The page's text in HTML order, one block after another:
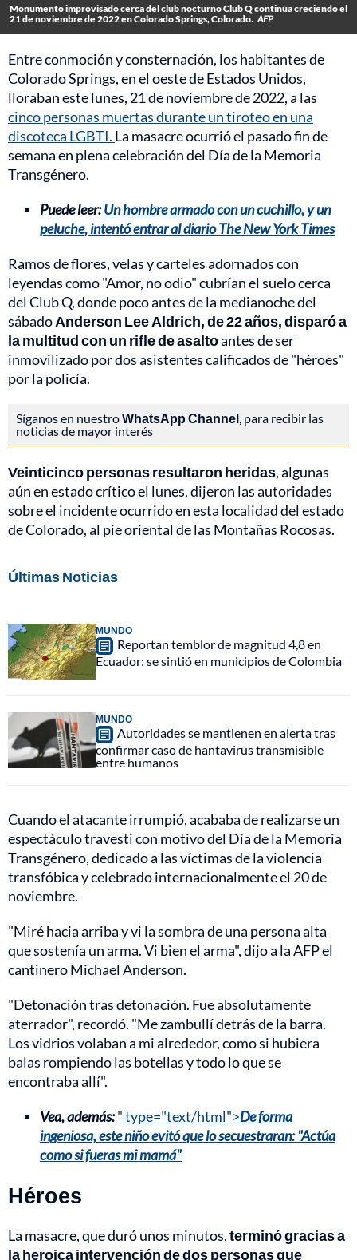
Monumento improvisado cerca del club nocturno Club Q continúa creciendo el
21 de noviembre de 2022 en Colorado Springs, Colorado. AFP
Entre conmoción y consternación, los habitantes de
Colorado Springs, en el oeste de Estados Unidos,
lloraban este lunes, 21 de noviembre de 2022, a las
cinco personas muertas durante un tiroteo en una
discoteca LGBTI. La masacre ocurrió el pasado fin de
semana en plena celebración del Día de la Memoria
Transgénero.
Puede leer:Un hombre armado con un cuchillo, y un
peluche, intentó entrar al diario The New York Times
Ramos de flores, velas y carteles adornados con
leyendas como "Amor, no odio" cubrían el suelo cerca
del Club Q, donde poco antes de la medianoche del
sábadoAnderson Lee Aldrich, de 22 años, disparó a
la multitud con un rifle de asaltoantes de ser
inmovilizado por dos asistentes calificados de "héroes"
por la policía.
Síganos en nuestroWhatsApp Channel, para recibir las
noticias de mayor interés
Veinticinco personas resultaron heridas, algunas
aún en estado crítico el lunes, dijeron las autoridades
sobre el incidente ocurrido en esta localidad del estado
de Colorado, al pie oriental de las Montañas Rocosas.
Últimas Noticias
MUNDO
Reportan temblor de magnitud 4,8 en
Ecuador: se sintió en municipios de Colombia
MUNDO
Autoridades se mantienen en alerta tras
confirmar caso de hantavirus transmisible
entre humanos
Cuando el atacante irrumpió, acababa de realizarse un
espectáculo travesti con motivo del Día de la Memoria
Transgénero, dedicado a las víctimas de la violencia
transfóbica y celebrado internacionalmente el 20 de
noviembre.
"Miré hacia arriba y vi la sombra de una persona alta
que sostenía un arma. Vi bien el arma", dijo a la AFP el
cantinero Michael Anderson.
"Detonación tras detonación. Fue absolutamente
aterrador", recordó. "Me zambullí detrás de la barra.
Los vidrios volaban a mi alrededor, como si hubiera
balas rompiendo las botellas y todo lo que se
encontraba allí".
Vea, además:" type="text/html">De forma
ingeniosa, este niño evitó que lo secuestraran: "Actúa
como si fueras mi mamá"
Héroes
La masacre, que duró unos minutos,terminó gracias a
la heroica intervención de dos personas que